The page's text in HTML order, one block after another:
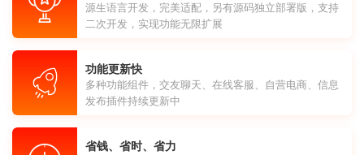
源生语言开发，完美适配，另有源码独立部署版，支持
二次开发，实现功能无限扩展
功能更新快
多种功能组件，交友聊天、在线客服、自营电商、信息
发布插件持续更新中
省钱、省时、省力